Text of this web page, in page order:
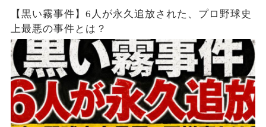
【黒い霧事件】6人が永久追放された、プロ野球史
上最悪の事件とは？